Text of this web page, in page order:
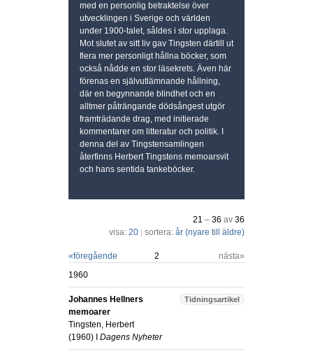
med en personlig betraktelse över
utvecklingen i Sverige och världen
under 1900-talet, såldes i stor upplaga.
Mot slutet av sitt liv gav Tingsten därtill ut
flera mer personligt hållna böcker, som
också nådde en stor läsekrets. Även här
förenas en självutlämnande hållning,
där en begynnande blindhet och en
alltmer påträngande dödsångest utgör
framträdande drag, med initierade
kommentarer om litteratur och politik. I
denna del av Tingstensamlingen
återfinns Herbert Tingstens memoarsvit
och hans sentida tankeböcker.
21 – 36 av 36
visa: 20 sortera: år (nyare till äldre)
«föregående 2
nästa»
1960
Tidningsartikel
Johannes Hellners
memoarer
Tingsten, Herbert
(1960) I Dagens Nyheter